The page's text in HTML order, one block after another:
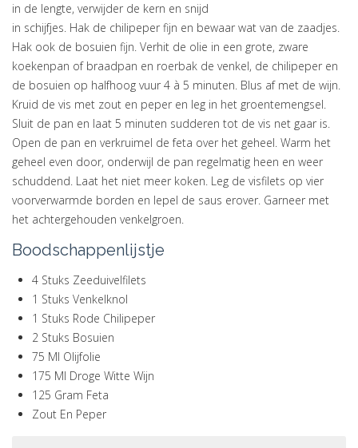
in de lengte, verwijder de kern en snijd
in schijfjes. Hak de chilipeper fijn en bewaar wat van de zaadjes.
Hak ook de bosuien fijn. Verhit de olie in een grote, zware
koekenpan of braadpan en roerbak de venkel, de chilipeper en
de bosuien op halfhoog vuur 4 à 5 minuten. Blus af met de wijn.
Kruid de vis met zout en peper en leg in het groentemengsel.
Sluit de pan en laat 5 minuten sudderen tot de vis net gaar is.
Open de pan en verkruimel de feta over het geheel. Warm het
geheel even door, onderwijl de pan regelmatig heen en weer
schuddend. Laat het niet meer koken. Leg de visfilets op vier
voorverwarmde borden en lepel de saus erover. Garneer met
het achtergehouden venkelgroen.
Boodschappenlijstje
4 Stuks Zeeduivelfilets
1 Stuks Venkelknol
1 Stuks Rode Chilipeper
2 Stuks Bosuien
75 Ml Olijfolie
175 Ml Droge Witte Wijn
125 Gram Feta
Zout En Peper